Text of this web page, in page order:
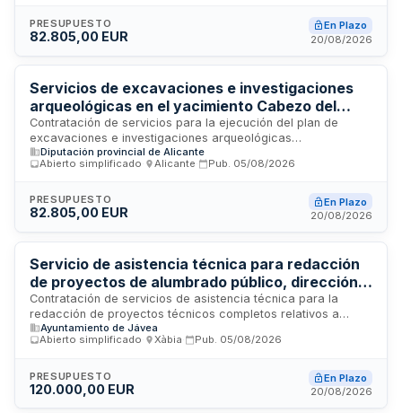
de campo, documentación y análisis en este enclave
histórico durante el ejercicio anual 2026.
PRESUPUESTO
82.805,00 EUR
En Plazo
20/08/2026
Servicios de excavaciones e investigaciones
arqueológicas en el yacimiento Cabezo del
Molino de Rojales para el Museo Arqueológico
de Alicante
Contratación de servicios para la ejecución del plan de
excavaciones e investigaciones arqueológicas
correspondiente a la anualidad 2026 en el yacimiento
Cabezo del Molino ubicado en Rojales, bajo la
contrato incluye trabajos de campo, investigación y
documentación arqueológica conforme a las prescripciones
Diputación provincial de Alicante
Abierto simplificado
Alicante Pub. 05/08/2026
PRESUPUESTO
82.805,00 EUR
En Plazo
20/08/2026
Servicio de asistencia técnica para redacción
de proyectos de alumbrado público, dirección
de obra y coordinación de seguridad y salud -
Ayuntamiento de Xàbia
Contratación de servicios de asistencia técnica para la
redacción de proyectos técnicos completos relativos a
alumbrado público, incluyendo dirección de obra y
coordinación de seguridad y salud en el término municipal de
planos, mediciones, presupuestos y estudios luminotécnicos
conforme al Reglamento Electrotécnico para Baja Tensión,
Ayuntamiento de Jávea
Abierto simplificado
Xàbia Pub. 05/08/2026
PRESUPUESTO
120.000,00 EUR
En Plazo
20/08/2026